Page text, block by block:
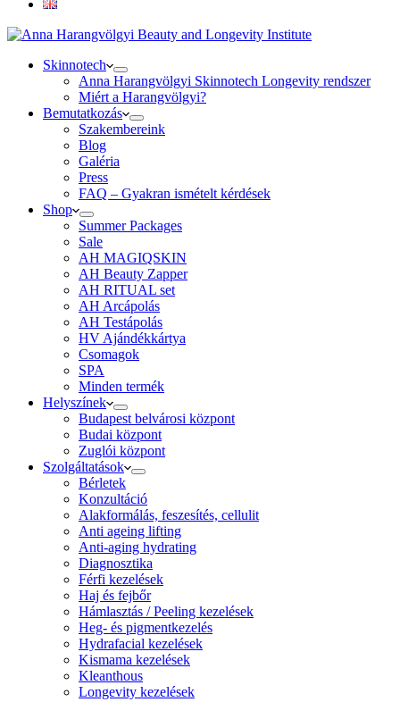
Skinnotech
Anna Harangvölgyi Skinnotech Longevity rendszer
Miért a Harangvölgyi?
Bemutatkozás
Szakembereink
Blog
Galéria
Press
FAQ – Gyakran ismételt kérdések
Shop
Summer Packages
Sale
AH MAGIQSKIN
AH Beauty Zapper
AH RITUAL set
AH Arcápolás
AH Testápolás
HV Ajándékkártya
Csomagok
SPA
Minden termék
Helyszínek
Budapest belvárosi központ
Budai központ
Zuglói központ
Szolgáltatások
Bérletek
Konzultáció
Alakformálás, feszesítés, cellulit
Anti ageing lifting
Anti-aging hydrating
Diagnosztika
Férfi kezelések
Haj és fejbőr
Hámlasztás / Peeling kezelések
Heg- és pigmentkezelés
Hydrafacial kezelések
Kismama kezelések
Kleanthous
Longevity kezelések